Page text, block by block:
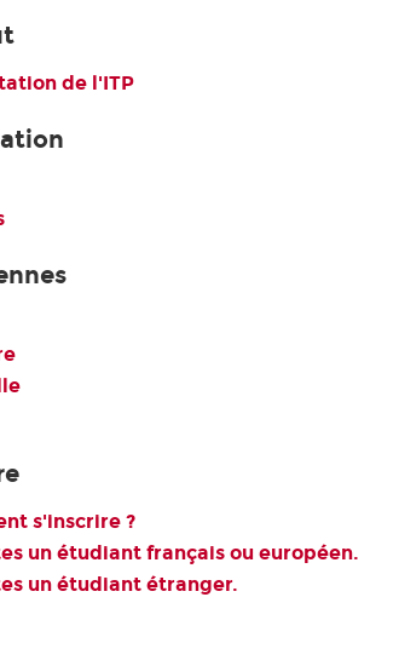
de l'ITP
s'inscrire ?
un étudiant français ou européen.
un étudiant étranger.